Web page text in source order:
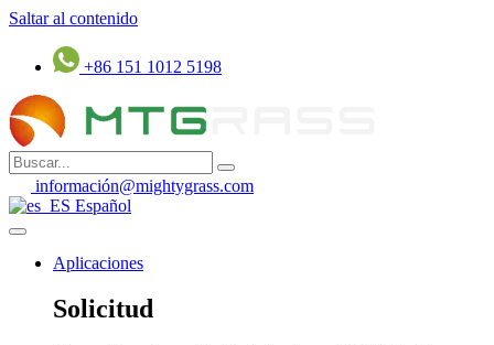
Saltar al contenido
+86 151 1012 5198
información@mightygrass.com
Español
Aplicaciones
Solicitud